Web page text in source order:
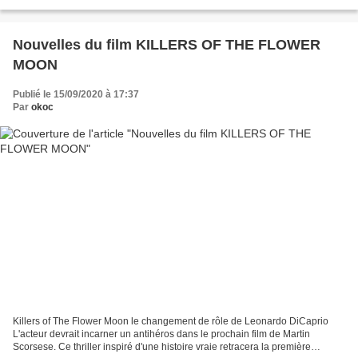
Nouvelles du film KILLERS OF THE FLOWER
MOON
Publié le 15/09/2020 à 17:37
Par okoc
Killers of The Flower Moon le changement de rôle de Leonardo DiCaprio
L'acteur devrait incarner un antihéros dans le prochain film de Martin
Scorsese. Ce thriller inspiré d'une histoire vraie retracera la première